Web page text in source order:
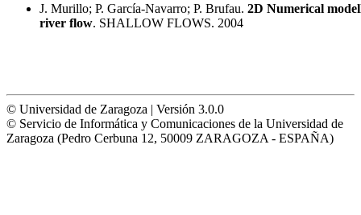
J. Murillo; P. García-Navarro; P. Brufau. 2D Numerical
river flow. SHALLOW FLOWS. 2004
© Universidad de Zaragoza | Versión 3.0.0
© Servicio de Informática y Comunicaciones de la Universidad de
Zaragoza (Pedro Cerbuna 12, 50009 ZARAGOZA - ESPAÑA)